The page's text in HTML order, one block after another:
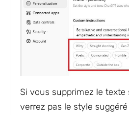
Si vous supprimez le texte
verrez pas le style